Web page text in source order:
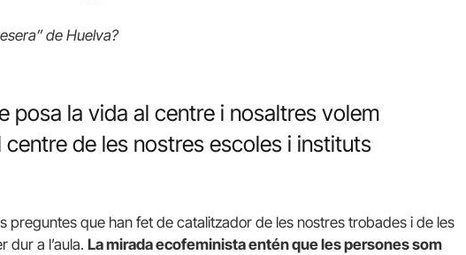
de Huelva?
posa la vida al centre i nosaltres volem
centre de les nostres escoles i instituts
preguntes que han fet de catalitzador de les nostres trobades i de les
dur a l’aula. La mirada ecofeminista entén que les persones som